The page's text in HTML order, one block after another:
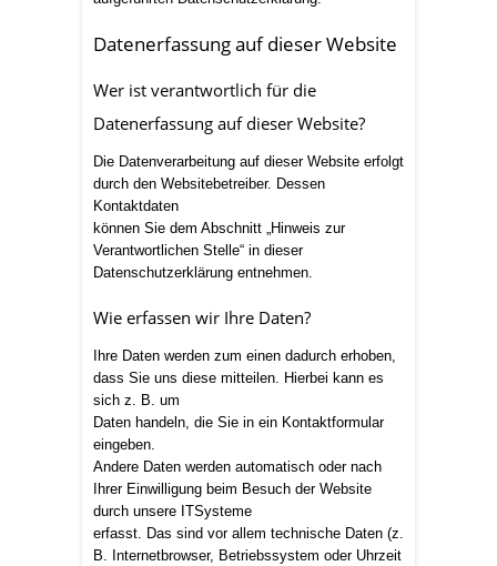
Datenerfassung auf dieser Website
Wer ist verantwortlich für die
Datenerfassung auf dieser Website?
Die Datenverarbeitung auf dieser Website erfolgt
durch den Websitebetreiber. Dessen
Kontaktdaten
können Sie dem Abschnitt „Hinweis zur
Verantwortlichen Stelle“ in dieser
Datenschutzerklärung entnehmen.
Wie erfassen wir Ihre Daten?
Ihre Daten werden zum einen dadurch erhoben,
dass Sie uns diese mitteilen. Hierbei kann es
sich z. B. um
Daten handeln, die Sie in ein Kontaktformular
eingeben.
Andere Daten werden automatisch oder nach
Ihrer Einwilligung beim Besuch der Website
durch unsere ITSysteme
erfasst. Das sind vor allem technische Daten (z.
B. Internetbrowser, Betriebssystem oder Uhrzeit